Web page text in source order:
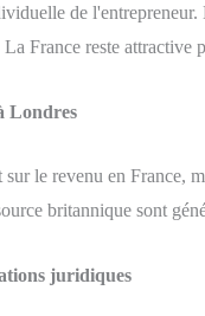
de
France reste
Londres
le revenu en France,
britannique sont
juridiques